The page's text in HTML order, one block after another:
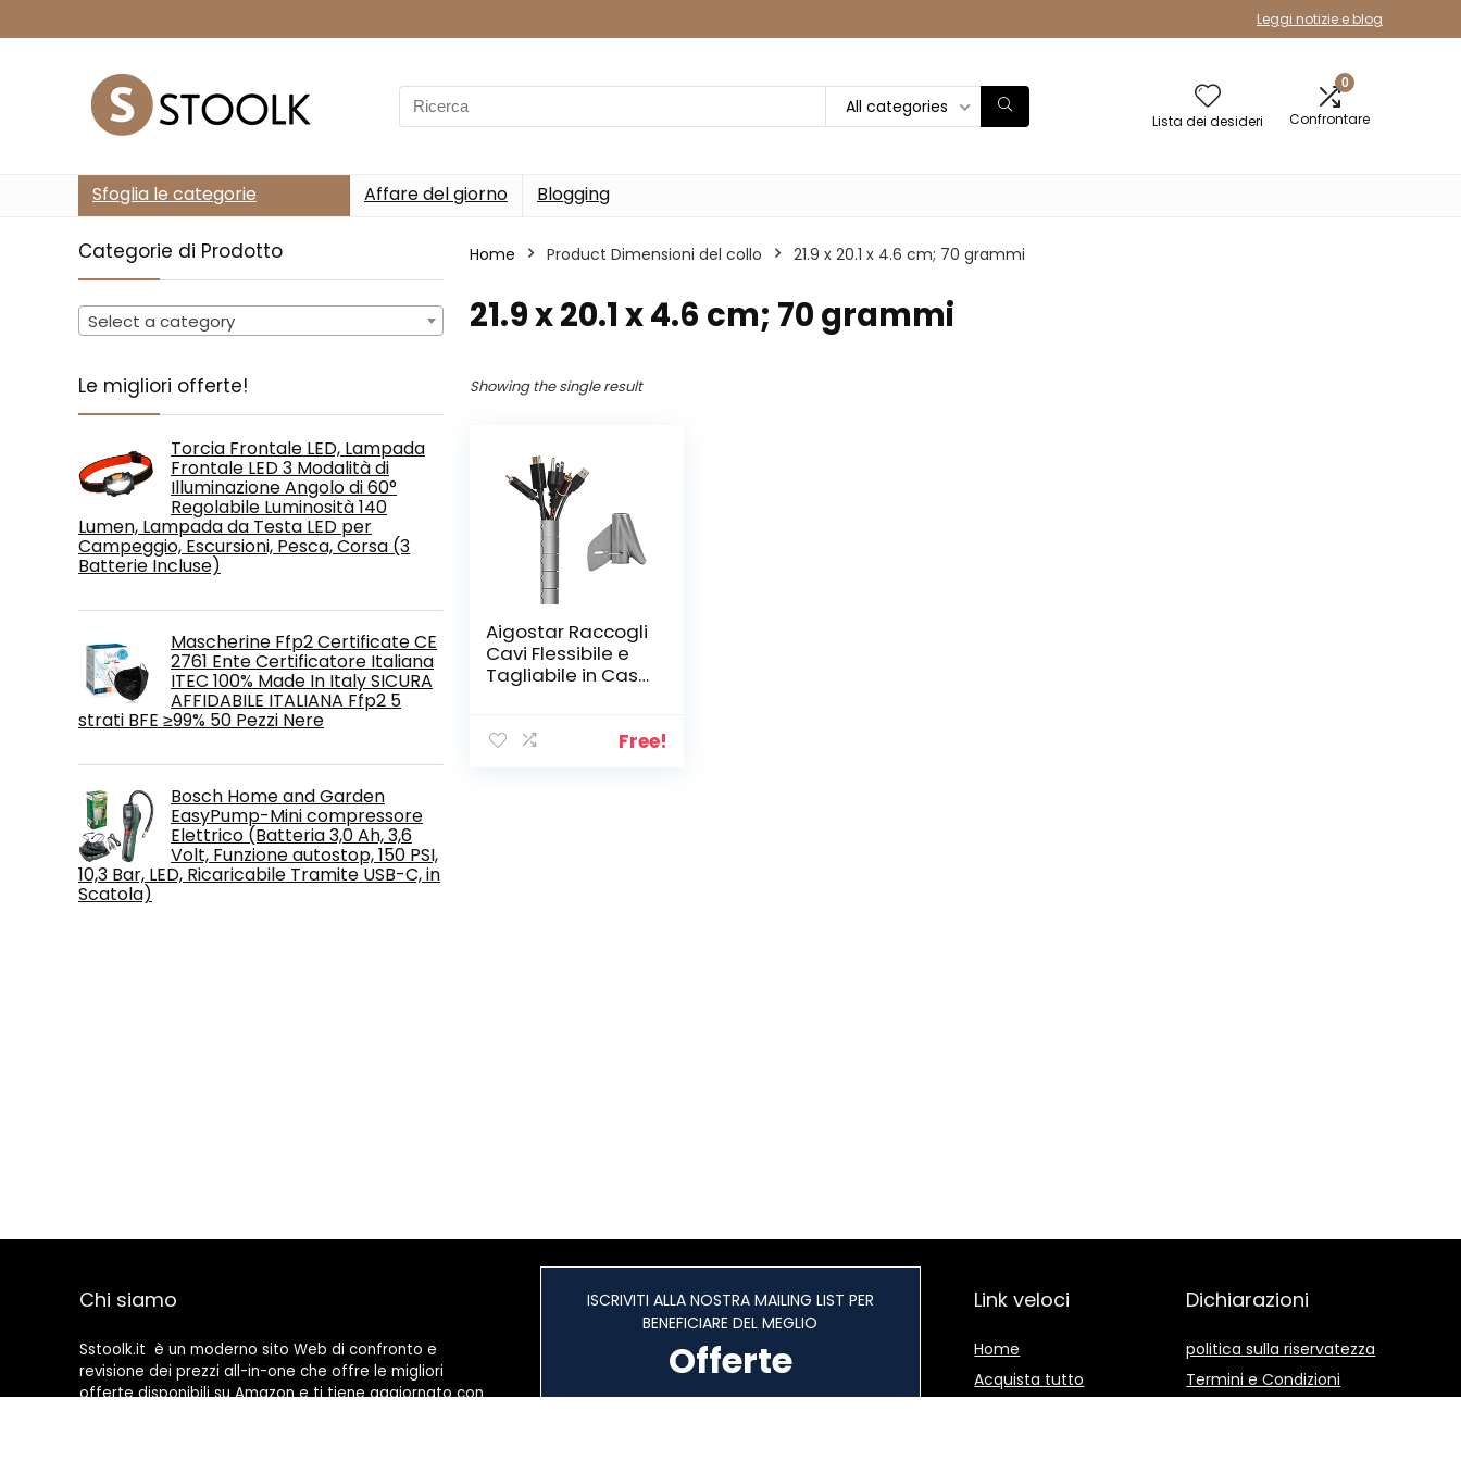
Leggi notizie e blog
Search
for:
All categories
Lista dei desideri
0
Confrontare
Sfoglia le categorie Affare del giorno Blogging
Categorie di Prodotto
Select a category
Le migliori offerte!
Torcia Frontale LED, Lampada
Frontale LED 3 Modalità di
Illuminazione Angolo di 60°
Regolabile Luminosità 140
Lumen, Lampada da Testa LED per
Campeggio, Escursioni, Pesca, Corsa (3
Batterie Incluse)
Mascherine Ffp2 Certificate CE
2761 Ente Certificatore Italiana
ITEC 100% Made In Italy SICURA
AFFIDABILE ITALIANA Ffp2 5
strati BFE ≥99% 50 Pezzi Nere
Bosch Home and Garden
EasyPump-Mini compressore
Elettrico (Batteria 3,0 Ah, 3,6
Volt, Funzione autostop, 150 PSI,
10,3 Bar, LED, Ricaricabile Tramite USB-C, in
Scatola)
Home Product Dimensioni del collo ‎21.9 x 20.1 x 4.6 cm; 70 grammi
‎21.9 x 20.1 x 4.6 cm; 70 grammi
Showing the single result
Aigostar Raccogli
Cavi Flessibile e
Tagliabile in Casa
Neonati, AnimaliFree!
Chi siamo
Sstoolk.it è un moderno sito Web di confronto e
revisione dei prezzi all-in-one che offre le migliori
offerte disponibili su Amazon e ti tiene aggiornato con
ISCRIVITI ALLA NOSTRA MAILING LIST PER
BENEFICIARE DEL MEGLIO
Offerte
Link veloci
Home
Acquista tutto
Dichiarazioni
politica sulla riservatezza
Termini e Condizioni